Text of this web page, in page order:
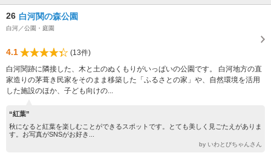
26 白河関の森公園
白河／公園・庭園
4.1
(13件)
白河関跡に隣接した、木と土のぬくもりがいっぱいの公園です。 白河地方の直
家造りの茅葺き民家をそのまま移築した「ふるさとの家」や、自然環境を活用
した施設のほか、子ども向けの...
“紅葉”
秋になると紅葉を楽しむことができるスポットです。とても美しく見ごたえがありま
す。お写真がSNSがお好き...
by いわとびちゃんさん